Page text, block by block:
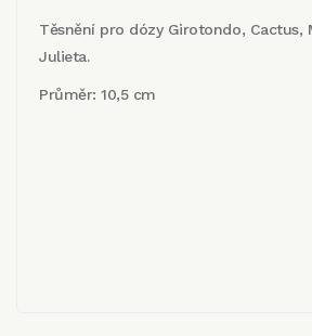
Těsnění pro dózy Girotondo, Cactus,
Julieta.
Průměr: 10,5 cm